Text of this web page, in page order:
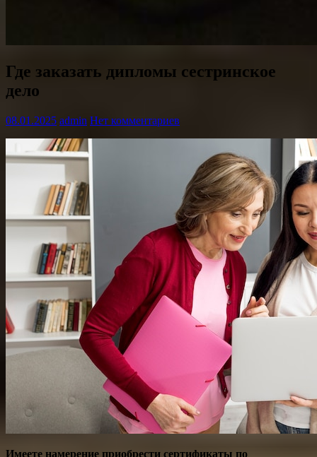
Где заказать дипломы сестринское
дело
08.01.2025 admin Нет комментариев
Имеете намерение приобрести сертификаты по